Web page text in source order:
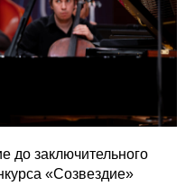
до заключительного
«Созвездие»